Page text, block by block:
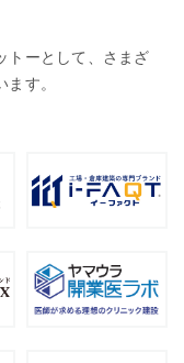
トーとして、さまざ
す。